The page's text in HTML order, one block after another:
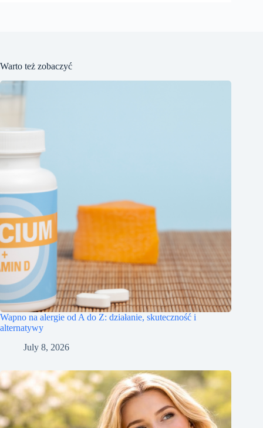
Warto też zobaczyć
Wapno na alergie od A do Z: działanie, skuteczność i
alternatywy
July 8, 2026